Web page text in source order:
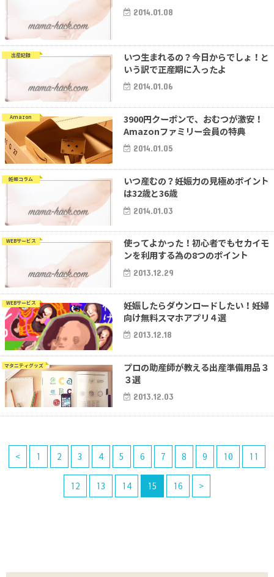
2014.01.08
出産記録
いつ生まれるの？今日からでしょ！と
いう訳で正産期に入ったよ
2014.01.06
Amazon
3900円クーポンで、おむつが激安！
Amazonファミリー会員の特典
2014.01.05
妊娠コラム
いつ産むの？妊娠力の見極めポイント
は32歳と36歳
2014.01.03
WEBサービス
使ってよかった！初心者でもセカイモ
ンを利用する為の8つのポイント
2013.12.29
WEBサービス
妊娠したらダウンロードしたい！妊婦
向け無料スマホアプリ４選
2013.12.18
マタニティグッズ
プロの助産師が教える出産準備用品３
３選
2013.12.03
< 1 2 3 4 5 6 7 8 9 10 11
12 13 14 15 16 >